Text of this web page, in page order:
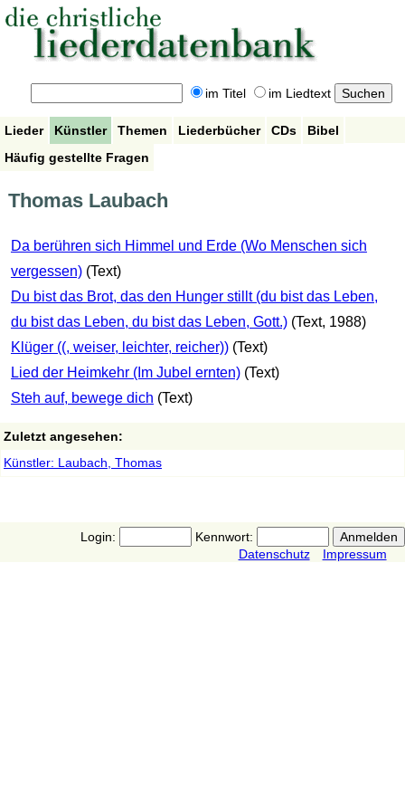
im Titel im Liedtext
Lieder Künstler Themen Liederbücher CDs
Bibel
Häufig gestellte Fragen
Thomas Laubach
Da berühren sich Himmel und Erde (Wo Menschen sich
vergessen) (Text)
Du bist das Brot, das den Hunger stillt (du bist das Leben,
du bist das Leben, du bist das Leben, Gott.) (Text, 1988)
Klüger ((, weiser, leichter, reicher)) (Text)
Lied der Heimkehr (Im Jubel ernten) (Text)
Steh auf, bewege dich (Text)
Zuletzt angesehen:
Künstler: Laubach, Thomas
Login:
Kennwort:
Datenschutz
Impressum